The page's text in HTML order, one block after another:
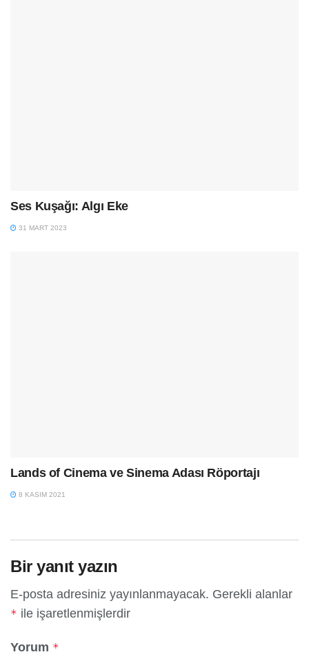
Ses Kuşağı: Algı Eke
31 MART 2023
Lands of Cinema ve Sinema Adası Röportajı
8 KASIM 2021
Bir yanıt yazın
E-posta adresiniz yayınlanmayacak. Gerekli alanlar
* ile işaretlenmişlerdir
Yorum *